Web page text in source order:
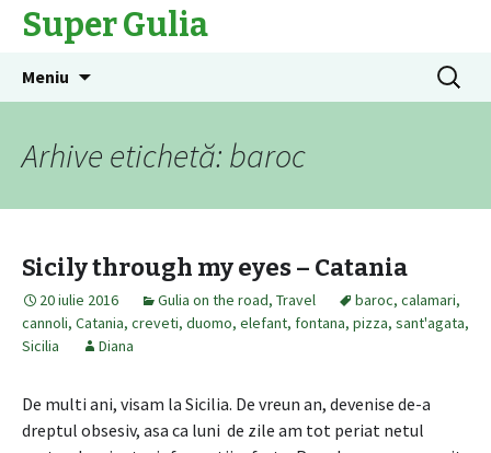
Super Gulia
Meniu
Caută
după:
Arhive etichetă: baroc
Sicily through my eyes – Catania
20 iulie 2016 Gulia on the road, Travel baroc, calamari,
cannoli, Catania, creveti, duomo, elefant, fontana, pizza, sant'agata,
Sicilia
Diana
De multi ani, visam la Sicilia. De vreun an, devenise de-a
dreptul obsesiv, asa ca luni de zile am tot periat netul